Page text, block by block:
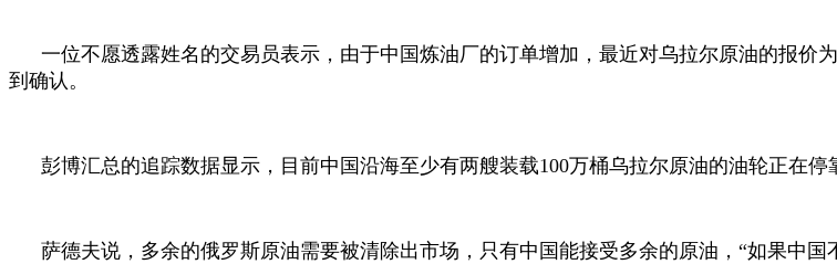
一位不愿透露姓名的交易员表示，由于中国炼油厂的订单增加，最近对乌拉尔原油的报价
到确认。
彭博汇总的追踪数据显示，目前中国沿海至少有两艘装载100万桶乌拉尔原油的油轮正在停
萨德夫说，多余的俄罗斯原油需要被清除出市场，只有中国能接受多余的原油，“如果中